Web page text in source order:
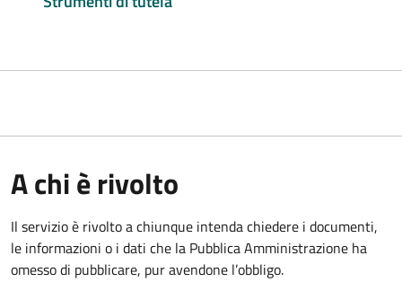
A chi è rivolto
Il servizio è rivolto a chiunque intenda chiedere i documenti,
le informazioni o i dati che la Pubblica Amministrazione ha
omesso di pubblicare, pur avendone l’obbligo.